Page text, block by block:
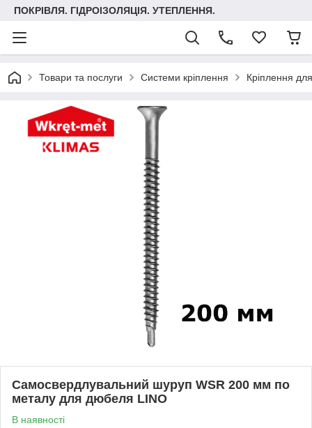
ПОКРІВЛЯ. ГІДРОІЗОЛЯЦІЯ. УТЕПЛЕННЯ.
Товари та послуги Системи кріплення Кріплення
Самосвердлувальний шуруп WSR 200 мм по
металу для дюбеля LINO
В наявності